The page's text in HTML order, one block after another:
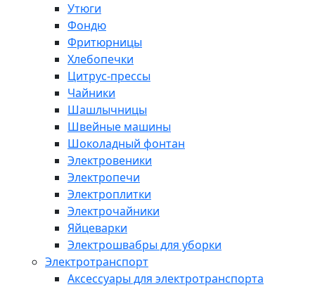
Утюги
Фондю
Фритюрницы
Хлебопечки
Цитрус-прессы
Чайники
Шашлычницы
Швейные машины
Шоколадный фонтан
Электровеники
Электропечи
Электроплитки
Электрочайники
Яйцеварки
Электрошвабры для уборки
Электротранспорт
Аксессуары для электротранспорта